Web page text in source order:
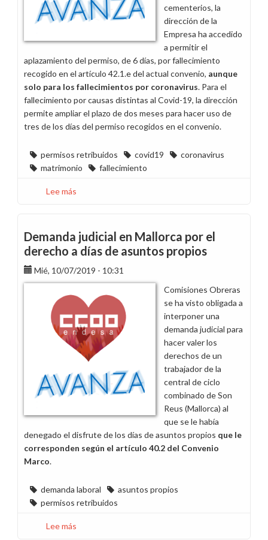
cementerios, la
dirección de la
Empresa ha accedido
a permitir el
aplazamiento del permiso, de 6 días, por fallecimiento
recogido en el artículo 42.1.e del actual convenio, aunque
solo para los fallecimientos por coronavirus. Para el
fallecimiento por causas distintas al Covid-19, la dirección
permite ampliar el plazo de dos meses para hacer uso de
tres de los días del permiso recogidos en el convenio.
permisos retribuidos covid19
coronavirus
matrimonio
fallecimiento
Lee más
la
dirección
mayor
sensibilidad
en
los
permisos
de
fallecimiento
y
matrimonio
Demanda judicial en Mallorca por el
derecho a días de asuntos propios
Mié, 10/07/2019 - 10:31
Comisiones Obreras
se ha visto obligada a
interponer una
demanda judicial para
hacer valer los
derechos de un
trabajador de la
central de ciclo
combinado de Son
Reus (Mallorca) al
que se le había
denegado el disfrute de los días de asuntos propios que le
corresponden según el artículo 40.2 del Convenio
Marco.
demanda laboral
asuntos propios
permisos retribuidos
Lee más